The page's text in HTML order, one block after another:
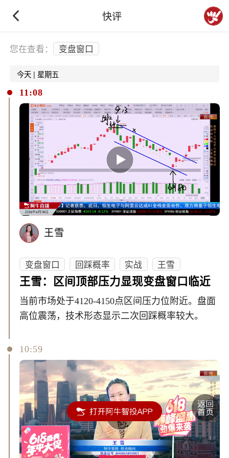
快评
下拉刷新
您在查看： 变盘窗口
今天 | 星期五
11:08
王雪
变盘窗口 回踩概率 实战
王雪
王雪：区间顶部压力显现变盘窗口临近
当前市场处于4120-4150点区间压力位附近。盘面
高位震荡，技术形态显示二次回踩概率较大。
10:59